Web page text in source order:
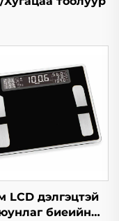
LCD дэлгэцтэй
биеийн